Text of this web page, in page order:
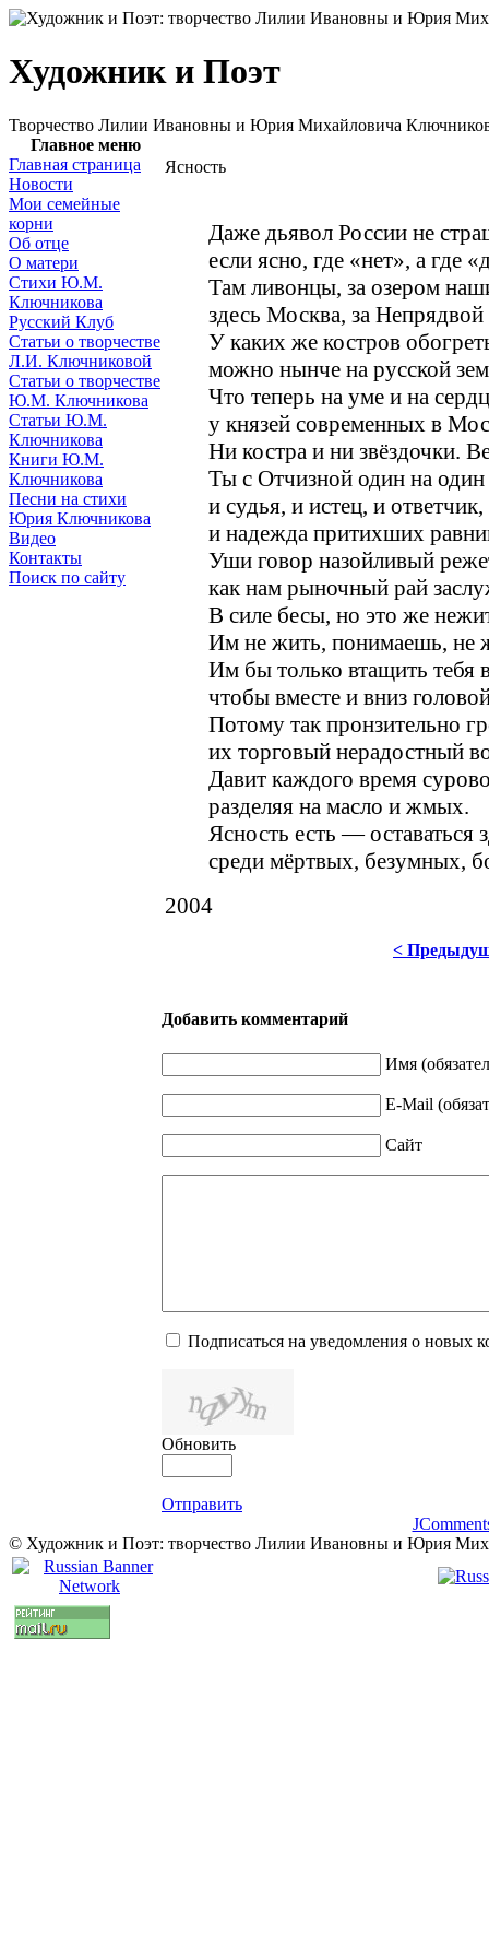
Художник и Поэт
Творчество Лилии Ивановны и Юрия Михайловича
Главное меню
Главная страница
Новости
Мои семейные
корни
Об отце
О матери
Стихи Ю.М.
Ключникова
Русский Клуб
Статьи о творчестве
Л.И. Ключниковой
Статьи о творчестве
Ю.М. Ключникова
Статьи Ю.М.
Ключникова
Книги Ю.М.
Ключникова
Песни на стихи
Юрия Ключникова
Видео
Контакты
Поиск по сайту
Ясность
Даже дьявол России не
если ясно, где «нет», а где
Там ливонцы, за озером
здесь Москва, за
У каких же костров
можно нынче на русской
Что теперь на уме и на
у князей современных в
Ни костра и ни звёздочки.
Ты с Отчизной один на
и судья, и истец, и ответчик,
и надежда притихших
Уши говор назойливый
как нам рыночный рай
В силе бесы, но это же
Им не жить, понимаешь, не
Им бы только втащить тебя
чтобы вместе и вниз
Потому так пронзительно
их торговый нерадостный
Давит каждого время
разделяя на масло и жмых.
Ясность есть — оставаться
среди мёртвых, безумных,
2004
<
Добавить комментарий
Имя
E-Mail
Сайт
Подписаться на уведомления о новых
Обновить
Отправить
© Художник и Поэт: творчество Лилии Ивановны и Юрия